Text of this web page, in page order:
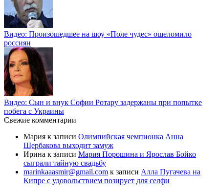
Видео: Произошедшее на шоу «Поле чудес» ошеломило
россиян
Видео: Сын и внук Софии Ротару задержаны при попытке
побега с Украины
Свежие комментарии
Мария к записи Олимпийская чемпионка Анна
Щербакова выходит замуж
Ирина к записи Мария Порошина и Ярослав Бойко
сыграли тайную свадьбу
marinkaaasmir@gmail.com к записи Алла Пугачева на
Кипре с удовольствием позирует для селфи